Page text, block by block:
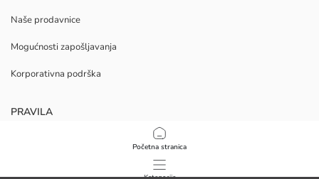
Početna stranica
Naše prodavnice
Mogućnosti zapošljavanja
Korporativna podrška
PRAVILA
Politika privatnosti i sigurnosti podataka
Uvjeti korištenja